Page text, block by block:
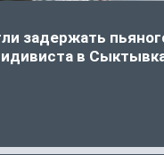
задержать
в